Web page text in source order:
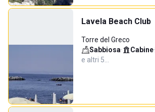
Lavela Beach Club
Torre del Greco
Sabbiosa· Cabine·
e altri 5…